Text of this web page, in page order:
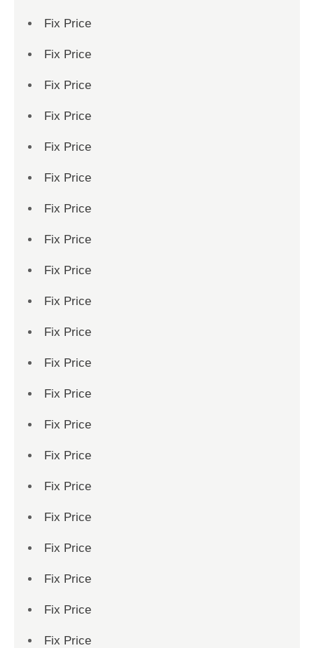
Fix Price
Fix Price
Fix Price
Fix Price
Fix Price
Fix Price
Fix Price
Fix Price
Fix Price
Fix Price
Fix Price
Fix Price
Fix Price
Fix Price
Fix Price
Fix Price
Fix Price
Fix Price
Fix Price
Fix Price
Fix Price